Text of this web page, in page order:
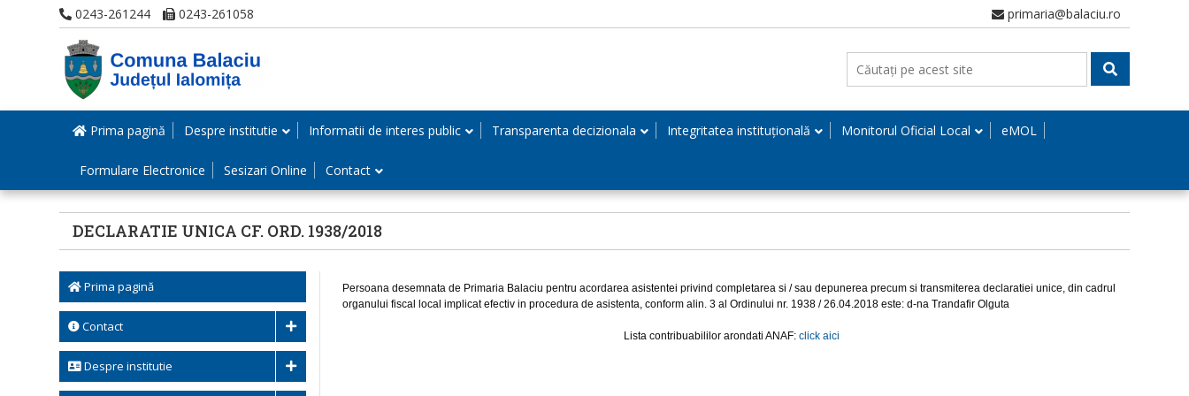
0243-261244 0243-261058 primaria@balaciu.ro
Prima pagină Despre institutie Informatii de interes public Transparenta decizionala Integritatea instituțională Monitorul Oficial Local eMOL
Formulare Electronice Sesizari Online Contact
DECLARATIE UNICA CF. ORD. 1938/2018
Prima pagină
Contact
Despre institutie
Persoana desemnata de Primaria Balaciu pentru acordarea asistentei privind completarea si / sau depunerea precum si transmiterea declaratiei unice, din cadrul
organului fiscal local implicat efectiv in procedura de asistenta, conform alin. 3 al Ordinului nr. 1938 / 26.04.2018 este: d-na Trandafir Olguta
Lista contribuabililor arondati ANAF: click aici